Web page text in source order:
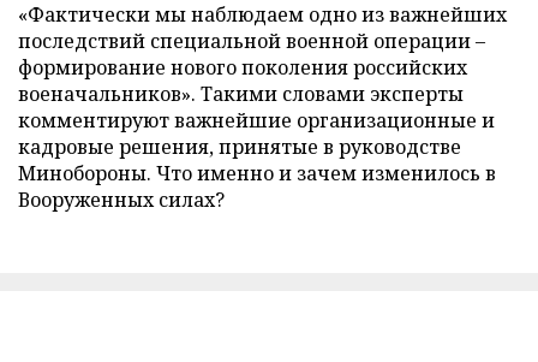
«Фактически мы наблюдаем одно из важнейших
последствий специальной военной операции –
формирование нового поколения российских
военачальников». Такими словами эксперты
комментируют важнейшие организационные и
кадровые решения, принятые в руководстве
Минобороны. Что именно и зачем изменилось в
Вооруженных силах?